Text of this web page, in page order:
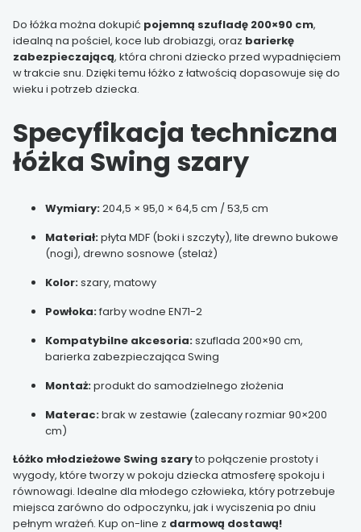
Do łóżka można dokupić pojemną szufladę 200×90 cm,
idealną na pościel, koce lub drobiazgi, oraz barierkę
zabezpieczającą, która chroni dziecko przed wypadnięciem
w trakcie snu. Dzięki temu łóżko z łatwością dopasowuje się do
wieku i potrzeb dziecka.
Specyfikacja techniczna
łóżka Swing szary
Wymiary:204,5 × 95,0 × 64,5 cm / 53,5 cm
Materiał:płyta MDF (boki i szczyty), lite drewno bukowe
(nogi), drewno sosnowe (stelaż)
Kolor:szary, matowy
Powłoka:farby wodne EN71-2
Kompatybilne akcesoria:szuflada 200×90 cm,
barierka zabezpieczająca Swing
Montaż:produkt do samodzielnego złożenia
Materac:brak w zestawie (zalecany rozmiar 90×200
cm)
Łóżko młodzieżowe Swing szaryto połączenie prostoty i
wygody, które tworzy w pokoju dziecka atmosferę spokoju i
równowagi. Idealne dla młodego człowieka, który potrzebuje
miejsca zarówno do odpoczynku, jak i wyciszenia po dniu
pełnym wrażeń. Kup on-line z darmową dostawą!